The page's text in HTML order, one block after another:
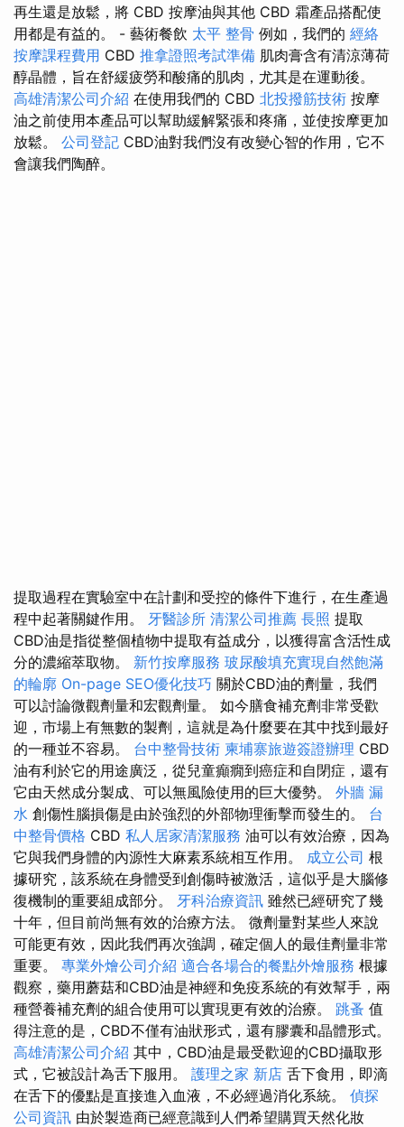
再生還是放鬆，將 CBD 按摩油與其他 CBD 霜產品搭配使
用都是有益的。 - 藝術餐飲 太平 整骨 例如，我們的 經絡
按摩課程費用 CBD 推拿證照考試準備 肌肉膏含有清涼薄荷
醇晶體，旨在舒緩疲勞和酸痛的肌肉，尤其是在運動後。
高雄清潔公司介紹 在使用我們的 CBD 北投撥筋技術 按摩
油之前使用本產品可以幫助緩解緊張和疼痛，並使按摩更加
放鬆。 公司登記 CBD油對我們沒有改變心智的作用，它不
會讓我們陶醉。
提取過程在實驗室中在計劃和受控的條件下進行，在生產過
程中起著關鍵作用。 牙醫診所 清潔公司推薦 長照 提取
CBD油是指從整個植物中提取有益成分，以獲得富含活性成
分的濃縮萃取物。 新竹按摩服務 玻尿酸填充實現自然飽滿
的輪廓 On-page SEO優化技巧 關於CBD油的劑量，我們
可以討論微觀劑量和宏觀劑量。 如今膳食補充劑非常受歡
迎，市場上有無數的製劑，這就是為什麼要在其中找到最好
的一種並不容易。 台中整骨技術 柬埔寨旅遊簽證辦理 CBD
油有利於它的用途廣泛，從兒童癲癇到癌症和自閉症，還有
它由天然成分製成、可以無風險使用的巨大優勢。 外牆 漏
水 創傷性腦損傷是由於強烈的外部物理衝擊而發生的。 台
中整骨價格 CBD 私人居家清潔服務 油可以有效治療，因為
它與我們身體的內源性大麻素系統相互作用。 成立公司 根
據研究，該系統在身體受到創傷時被激活，這似乎是大腦修
復機制的重要組成部分。 牙科治療資訊 雖然已經研究了幾
十年，但目前尚無有效的治療方法。 微劑量對某些人來說
可能更有效，因此我們再次強調，確定個人的最佳劑量非常
重要。 專業外燴公司介紹 適合各場合的餐點外燴服務 根據
觀察，藥用蘑菇和CBD油是神經和免疫系統的有效幫手，兩
種營養補充劑的組合使用可以實現更有效的治療。 跳蚤 值
得注意的是，CBD不僅有油狀形式，還有膠囊和晶體形式。
高雄清潔公司介紹 其中，CBD油是最受歡迎的CBD攝取形
式，它被設計為舌下服用。 護理之家 新店 舌下食用，即滴
在舌下的優點是直接進入血液，不必經過消化系統。 偵探
公司資訊 由於製造商已經意識到人們希望購買天然化妝